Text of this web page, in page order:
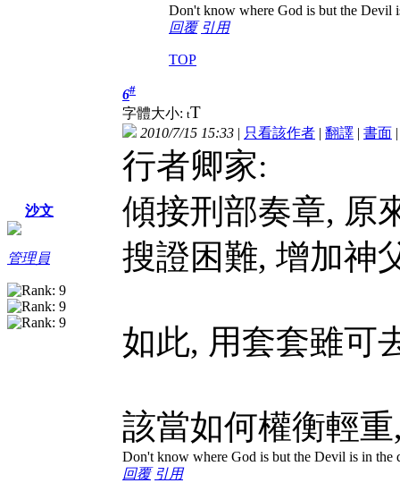
Don't know where God is but the Devil
回覆 引用
TOP
沙文
管理員
6#
字體大小: tT
2010/7/15 15:33 | 只看該作者 | 翻譯 | 書面
行者卿家:
傾接刑部奏章, 原
搜證困難, 增加神
如此, 用套套雖可
該當如何權衡輕
Don't know where God is but the Devil is in the
回覆 引用